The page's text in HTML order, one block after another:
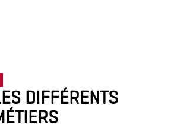
DIFFÉRENTS